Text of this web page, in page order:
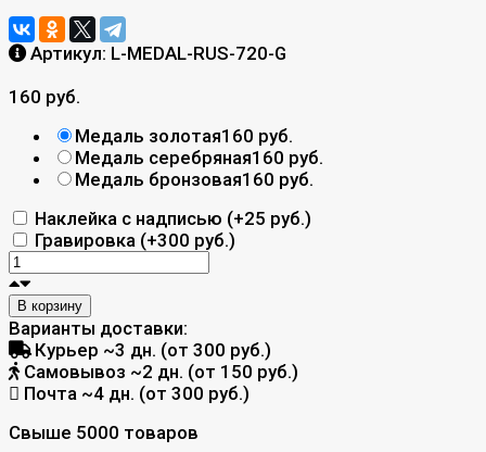
Артикул: L-MEDAL-RUS-720-G
160 руб.
Медаль золотая160 руб.
Медаль серебряная160 руб.
Медаль бронзовая160 руб.
Наклейка с надписью (+25 руб.)
Гравировка (+300 руб.)
В корзину
Варианты доставки:
Курьер ~3 дн. (от 300 руб.)
Самовывоз ~2 дн. (от 150 руб.)
Почта ~4 дн. (от 300 руб.)
Свыше 5000 товаров